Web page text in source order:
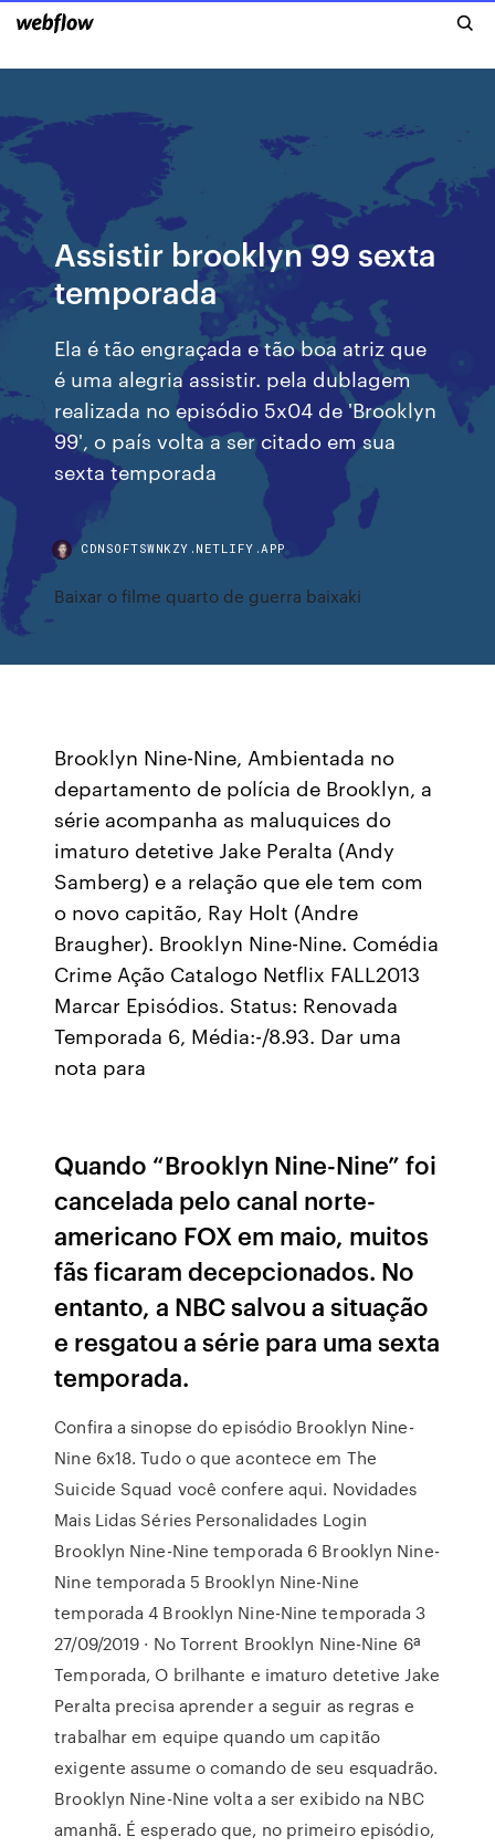
Assistir brooklyn 99 sexta
temporada
Ela é tão engraçada e tão boa atriz que
é uma alegria assistir. pela dublagem
realizada no episódio 5x04 de 'Brooklyn
99', o país volta a ser citado em sua
sexta temporada
CDNSOFTSWNKZY.NETLIFY.APP
Baixar o filme quarto de guerra baixaki
Brooklyn Nine-Nine, Ambientada no
departamento de polícia de Brooklyn, a
série acompanha as maluquices do
imaturo detetive Jake Peralta (Andy
Samberg) e a relação que ele tem com
o novo capitão, Ray Holt (Andre
Braugher). Brooklyn Nine-Nine. Comédia
Crime Ação Catalogo Netflix FALL2013
Marcar Episódios. Status: Renovada
Temporada 6, Média:-/8.93. Dar uma
nota para
Quando “Brooklyn Nine-Nine” foi
cancelada pelo canal norte-
americano FOX em maio, muitos
fãs ficaram decepcionados. No
entanto, a NBC salvou a situação
e resgatou a série para uma sexta
temporada.
Confira a sinopse do episódio Brooklyn Nine-
Nine 6x18. Tudo o que acontece em The
Suicide Squad você confere aqui. Novidades
Mais Lidas Séries Personalidades Login
Brooklyn Nine-Nine temporada 6 Brooklyn Nine-
Nine temporada 5 Brooklyn Nine-Nine
temporada 4 Brooklyn Nine-Nine temporada 3
27/09/2019 · No Torrent Brooklyn Nine-Nine 6ª
Temporada, O brilhante e imaturo detetive Jake
Peralta precisa aprender a seguir as regras e
trabalhar em equipe quando um capitão
exigente assume o comando de seu esquadrão.
Brooklyn Nine-Nine volta a ser exibido na NBC
amanhã. É esperado que, no primeiro episódio,